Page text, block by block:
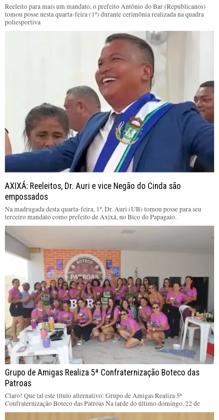
Reeleito para mais um mandato, o prefeito Antônio do Bar (Republicanos)
tomou posse nesta quarta-feira (1º) durante cerimônia realizada na quadra
poliesportiva
AXIXÁ: Reeleitos, Dr. Auri e vice Negão do Cinda são
empossados
Na madrugada desta quarta-feira, 1º, Dr. Auri (UB) tomou posse para seu
terceiro mandato como prefeito de Axixá, no Bico do Papagaio.
Grupo de Amigas Realiza 5ª Confraternização Boteco das
Patroas
Claro! Que tal este título alternativo: Grupo de Amigas Realiza 5ª
Confraternização Boteco das Patroas Na tarde do último domingo, 22 de